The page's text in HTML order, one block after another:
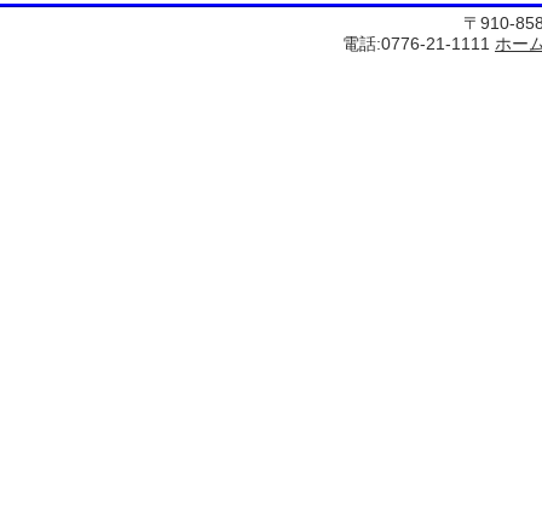
〒910-
電話:0776-21-1111 ホー